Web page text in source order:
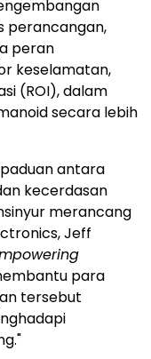
perancangan,
peran
keselamatan,
(ROI), dalam
secara lebih
antara
kecerdasan
merancang
Jeff
para
tersebut